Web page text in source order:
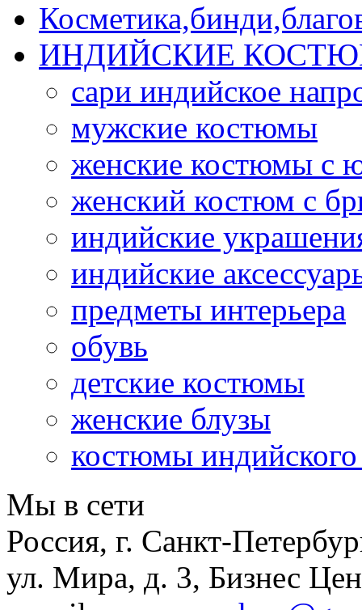
ИНДИЙСКИЕ
сари индийское
мужские костюмы
женские костюмы с
женский костюм с
индийские
индийские
предметы интерьера
обувь
детские костюмы
женские блузы
костюмы индийского
Мы в сети
Россия, г. Санкт-
ул. Мира, д. 3, Бизнес